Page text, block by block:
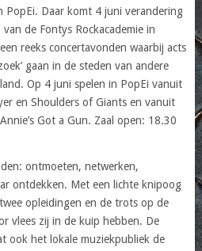
Daar komt 4 juni verandering
de Fontys Rockacademie in
reeks concertavonden waarbij acts
gaan in de steden van andere
Op 4 juni spelen in PopEi vanuit
en Shoulders of Giants en vanuit
Got a Gun. Zaal open: 18.30
ontmoeten, netwerken,
ontdekken. Met een lichte knipoog
opleidingen en de trots op de
vlees zij in de kuip hebben. De
ook het lokale muziekpubliek de